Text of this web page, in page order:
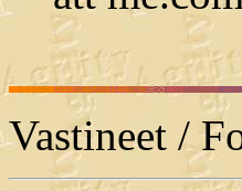
Vastineet /